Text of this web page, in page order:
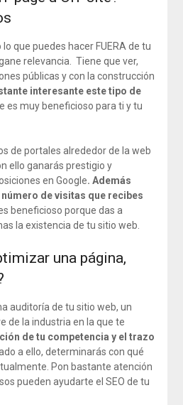
que puedes hacer FUERA de tu
relevancia. Tiene que ver,
públicas y con la construcción
interesante este tipo de
es muy beneficioso para ti y tu
de portales alrededor de la web
ello ganarás prestigio y
en Google. Además
de visitas que recibes
beneficioso porque das a
la existencia de tu sitio web.
una página,
auditoría de tu sitio web, un
de la industria en la que te
de tu competencia y el trazo
a ello, determinarás con qué
Pon bastante atención
pueden ayudarte el SEO de tu